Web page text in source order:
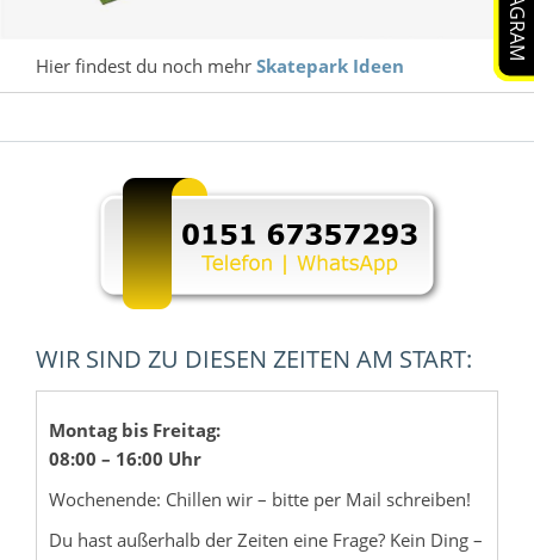
Hier findest du noch mehr Skatepark Ideen
WIR SIND ZU DIESEN ZEITEN AM START:
Montag bis Freitag:
08:00 – 16:00 Uhr
Wochenende: Chillen wir – bitte per Mail schreiben!
Du hast außerhalb der Zeiten eine Frage? Kein Ding –